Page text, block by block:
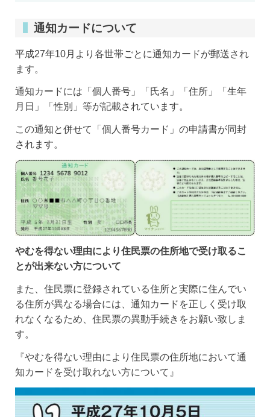
通知カードについて
平成27年10月より各世帯ごとに通知カードが郵送され
ます。
通知カードには「個人番号」「氏名」「住所」「生年
月日」「性別」等が記載されています。
この通知と併せて「個人番号カード」の申請書が同封
されます。
やむを得ない理由により住民票の住所地で受け取るこ
とが出来ない方について
また、住民票に登録されている住所と実際に住んでい
る住所が異なる場合には、通知カードを正しく受け取
れなくなるため、住民票の異動手続きをお願い致しま
す。
『やむを得ない理由により住民票の住所地において通
知カードを受け取れない方について』